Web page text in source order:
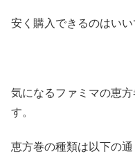
安く購入できるのはいい
気になるファミマの恵
す。
恵方巻の種類は以下の通